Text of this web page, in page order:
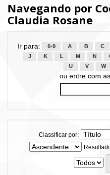
Navegando por
Claudia Rosane
Ir para: 0-9 A B C
J
K L M N
U
V W
ou entre com
Classificar por: